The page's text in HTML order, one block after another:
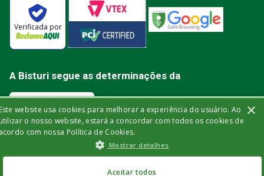
Verificada por
A Bisturi segue as determinações da
Bisturi Distribuidora de Material Hospitalar Ltda | Rua Miguel de Frias, 150 -
loja | Icaraí | Niterói - Rio de Janeiro | CEP: 24.220-003 | CNPJ: 32.561.144/0001-
03 | Insc. Est.: 84.147.982 | Telefone: (21) 2606-1709. © 2021 bisturi.com.br.
devem ser utilizadas para automedicação e não substituem, de forma
×
website usa cookies para melhorar a experiência do usuário. Ao
o nosso website, estará a concordar com todos os cookies de
com nossa Política de Cookies.
Mostrar detalhes
Aceitar todos